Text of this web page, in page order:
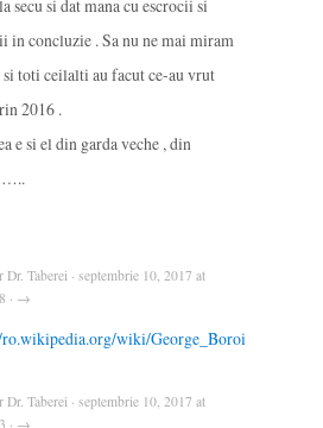
secu si dat mana cu escrocii si
in concluzie . Sa nu ne mai miram
si toti ceilalti au facut ce-au vrut
2016 .
e si el din garda veche , din
…..
Dr. Taberei · septembrie 10, 2017 at
· →
wiki/George_Boroi
Dr. Taberei · septembrie 10, 2017 at
· →